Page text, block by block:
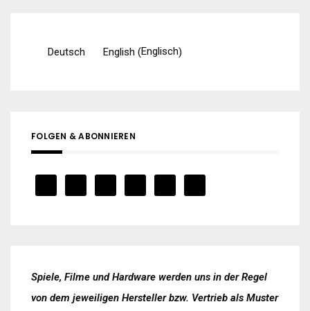
Deutsch English (Englisch)
FOLGEN & ABONNIEREN
Spiele, Filme und Hardware werden uns in der Regel
von dem jeweiligen Hersteller bzw. Vertrieb als Muster